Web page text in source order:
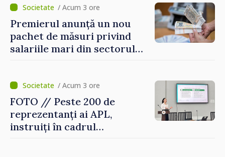
/ Acum 3 ore
Premierul anunță un nou
pachet de măsuri privind
salariile mari din sectorul
/ Acum 3 ore
FOTO // Peste 200 de
reprezentanți ai APL,
instruiți în cadrul